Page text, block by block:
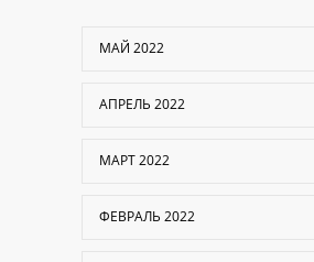
МАЙ 2022
АПРЕЛЬ 2022
МАРТ 2022
ФЕВРАЛЬ 2022